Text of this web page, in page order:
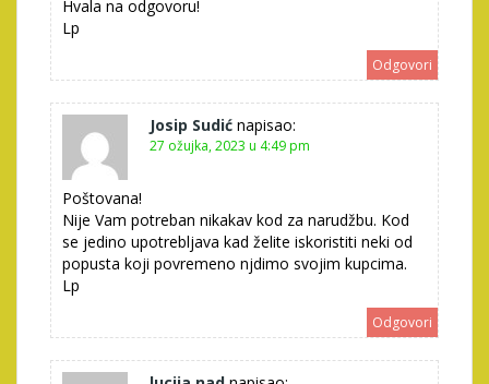
Hvala na odgovoru!
Lp
Odgovori
Josip Sudić napisao:
27 ožujka, 2023 u 4:49 pm
Poštovana!
Nije Vam potreban nikakav kod za narudžbu. Kod
se jedino upotrebljava kad želite iskoristiti neki od
popusta koji povremeno njdimo svojim kupcima.
Lp
Odgovori